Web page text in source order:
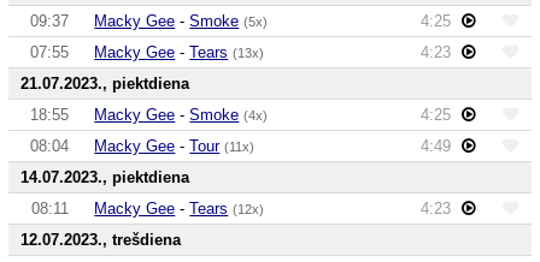
09:37
Macky Gee -Smoke (5x)
4:25
07:55
Macky Gee -Tears (13x)
4:23
21.07.2023., piektdiena
18:55
Macky Gee -Smoke (4x)
4:25
08:04
Macky Gee -Tour (11x)
4:49
14.07.2023., piektdiena
08:11
Macky Gee -Tears (12x)
4:23
12.07.2023., trešdiena